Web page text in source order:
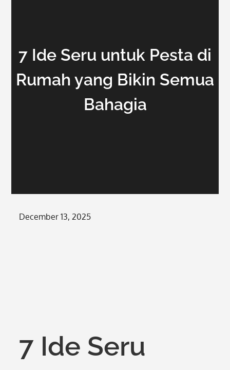
7 Ide Seru untuk Pesta di
Rumah yang Bikin Semua
Bahagia
Posted
December 13, 2025
7 Ide Seru